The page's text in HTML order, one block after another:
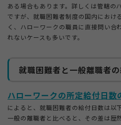
ある場合もあります。詳しくは管轄の
ですが、就職困難者制度の国内におけ
く、ハローワークの職員に直接問い合
れないケースも多いです。
就職困難者と一般離職者
ハローワークの所定給付日数
によると、就職困難者の給付日数は以
一般の離職者と比べると、その差は歴然